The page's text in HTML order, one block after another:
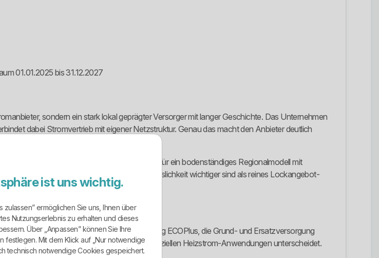
01.01.2025 bis 31.12.2027
sondern ein stark lokal geprägter Versorger mit langer Geschichte. Das Unternehmen
dabei Stromvertrieb mit eigener Netzstruktur. Genau das macht den Anbieter deutlich
ist falsch. Die Genossenschaft steht eher für ein bodenständiges Regionalmodell mit
kann attraktiv sein, wenn Nähe und Verlässlichkeit wichtiger sind als reines Lockangebot-
sind ein Haushaltstarif mit der Bezeichnung ECOPlus, die Grund- und Ersatzversorgung
normalem Haushaltsverbrauch und speziellen Heizstrom-Anwendungen unterscheidet.
ist uns wichtig.
zulassen” ermöglichen Sie uns, Ihnen über
Nutzungserlebnis zu erhalten und dieses
Über „Anpassen” können Sie Ihre
festlegen. Mit dem Klick auf „Nur notwendige
technisch notwendige Cookies gespeichert.